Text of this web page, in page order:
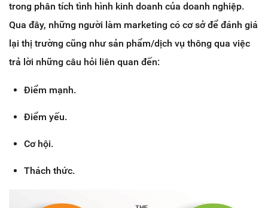
trong phân tích tình hình kinh doanh của doanh nghiệp.
Qua đây, những người làm marketing có cơ sở để đánh giá
lại thị trường cũng như sản phẩm/dịch vụ thông qua việc
trả lời những câu hỏi liên quan đến:
Điểm mạnh.
Điểm yếu.
Cơ hội.
Thách thức.